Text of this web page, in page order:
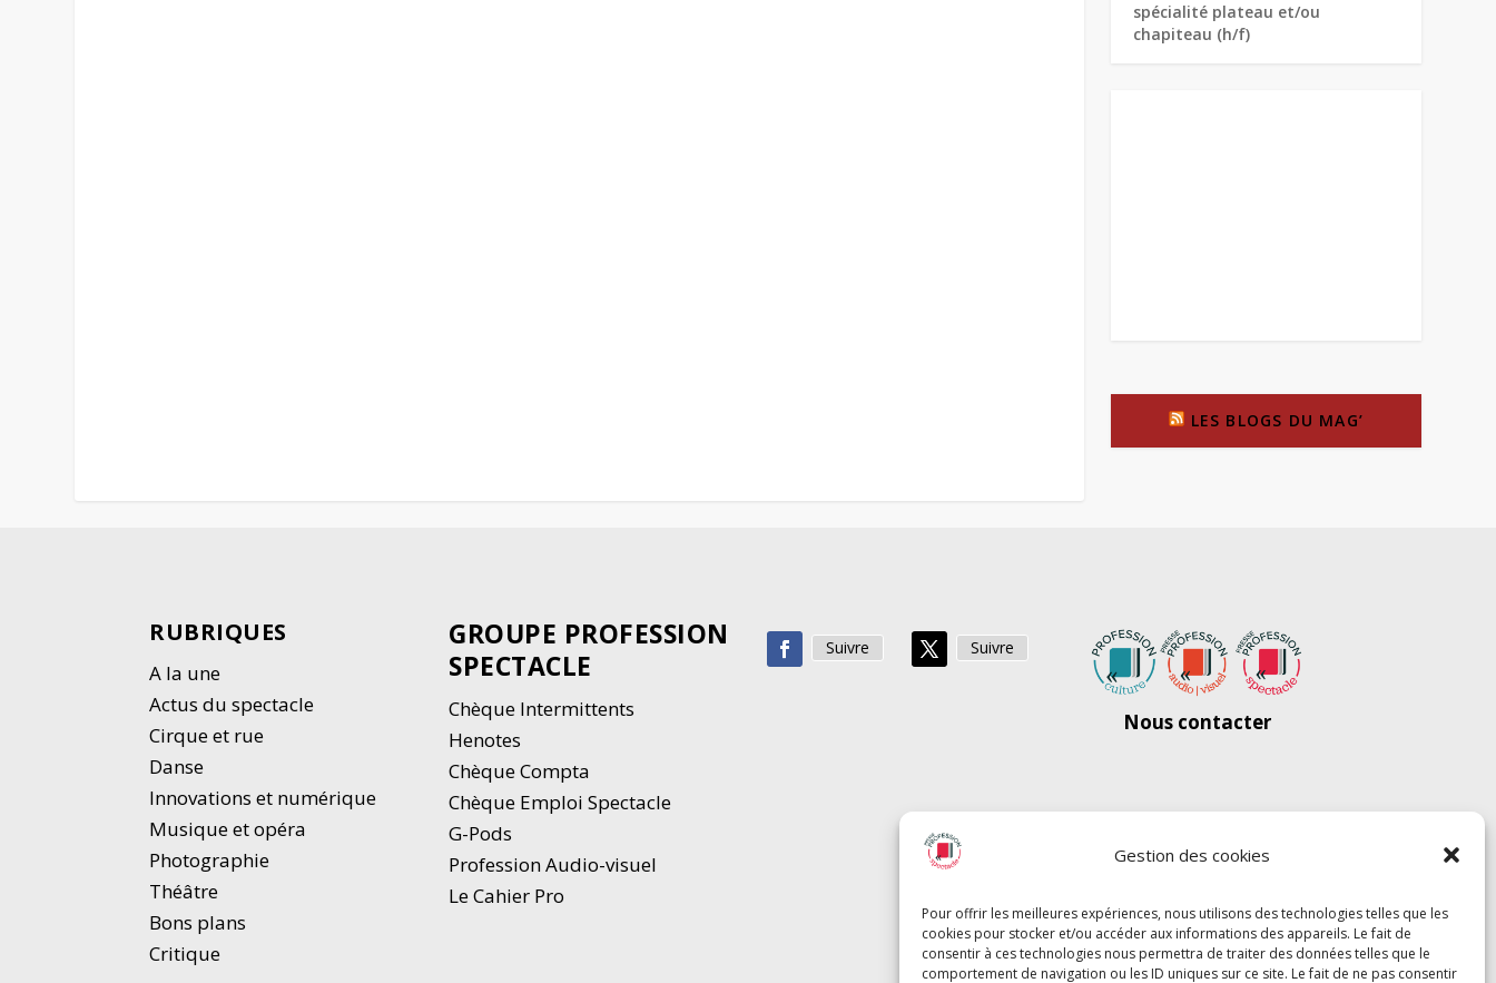
Gestion des cookies
Pour offrir les meilleures expériences, nous utilisons des technologies telles que les
cookies pour stocker et/ou accéder aux informations des appareils. Le fait de
consentir à ces technologies nous permettra de traiter des données telles que le
comportement de navigation ou les ID uniques sur ce site. Le fait de ne pas consentir
spécialité plateau et/ou
chapiteau (h/f)
LES BLOGS DU MAG’
RUBRIQUES
A la une
Actus du spectacle
Cirque et rue
Danse
Innovations et numérique
Musique et opéra
Photographie
Théâtre
Bons plans
Critique
GROUPE PROFESSION
SPECTACLE
Chèque Intermittents
Henotes
Chèque Compta
Chèque Emploi Spectacle
G-Pods
Profession Audio-visuel
Le Cahier Pro
Suivre Suivre
Nous contacter